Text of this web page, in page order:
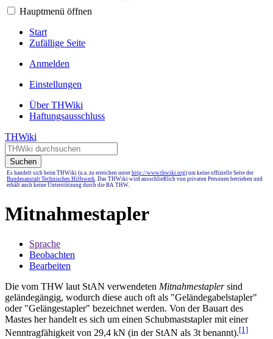
Hauptmenü öffnen
Start
Zufällige Seite
Anmelden
Einstellungen
Über THWiki
Haftungsausschluss
THWiki
Suchen
Es handelt sich beim THWiki (u.a. zu erreichen unter http://www.thwiki.org) um keine offizielle Seite der
Bundesanstalt Technisches Hilfswerk. Das THWiki wird ausschließlich von privaten Personen betrieben und
erhält auch keine Unterstützung durch die BA THW.
Mitnahmestapler
Sprache
Beobachten
Bearbeiten
Die vom THW laut StAN verwendeten Mitnahmestaplersind
geländegängig, wodurch diese auch oft als "Geländegabelstapler"
oder "Gelängestapler" bezeichnet werden. Von der Bauart des
Mastes her handelt es sich um einen Schubmaststapler mit einer
Nenntragfähigkeit von 29,4 kN (in der StAN als 3t benannt).[1]